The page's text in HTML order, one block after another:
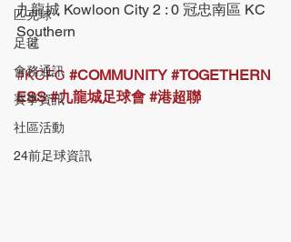
匹克球
足毽
會務通訊
賽事資訊
社區活動
24前足球資訊
九龍城 Kowloon City 2 : 0 冠忠南區 KC
Southern
#KCFC #COMMUNITY #TOGETHERN
ESS #九龍城足球會 #港超聯